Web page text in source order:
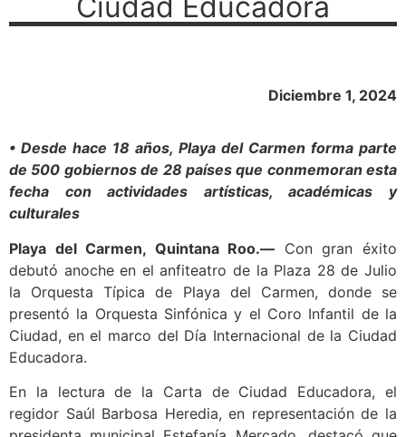
Diciembre 1, 2024
• Desde hace 18 años, Playa del Carmen forma parte
de 500 gobiernos de 28 países que conmemoran esta
fecha con actividades artísticas, académicas y
culturales
Playa del Carmen, Quintana Roo.— Con gran éxito
debutó anoche en el anfiteatro de la Plaza 28 de Julio
la Orquesta Típica de Playa del Carmen, donde se
presentó la Orquesta Sinfónica y el Coro Infantil de la
Ciudad, en el marco del Día Internacional de la Ciudad
Educadora.
En la lectura de la Carta de Ciudad Educadora, el
regidor Saúl Barbosa Heredia, en representación de la